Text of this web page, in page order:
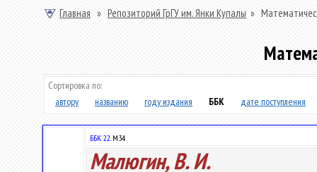
Главная » Репозиторий ГрГУ им. Янки Купалы »
Сортировка по:
автору
названию году издания ББК дате поступления
ББК 22.М34
Малюгин, В. И.